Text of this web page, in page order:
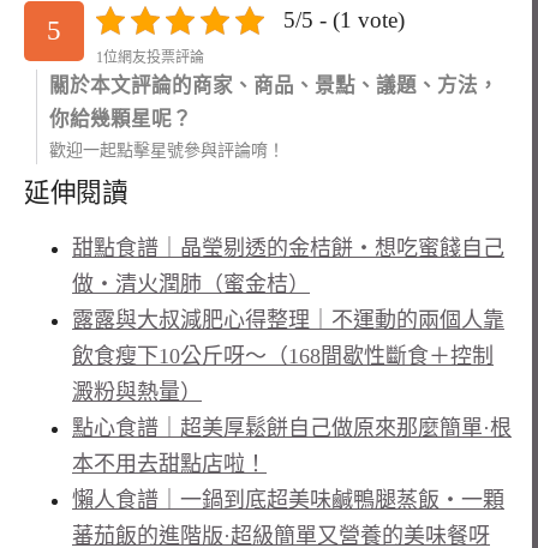
5 5/5 - (1 vote)
1位網友投票評論
關於本文評論的商家、商品、景點、議題、方法，
你給幾顆星呢？
歡迎一起點擊星號參與評論唷！
延伸閱讀
甜點食譜｜晶瑩剔透的金桔餅・想吃蜜餞自己
做・清火潤肺（蜜金桔）
露露與大叔減肥心得整理｜不運動的兩個人靠
飲食瘦下10公斤呀～（168間歇性斷食＋控制
澱粉與熱量）
點心食譜｜超美厚鬆餅自己做原來那麼簡單·根
本不用去甜點店啦！
懶人食譜｜一鍋到底超美味鹹鴨腿蒸飯・一顆
蕃茄飯的進階版·超級簡單又營養的美味餐呀